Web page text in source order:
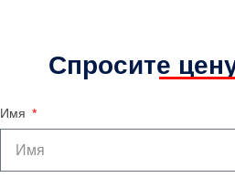
Спросите
Имя